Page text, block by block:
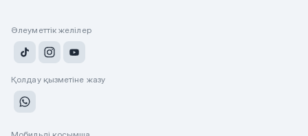
Әлеуметтік желілер
Қолдау қызметіне жазу